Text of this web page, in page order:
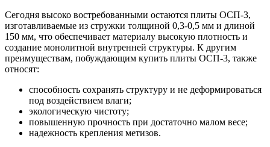
Сегодня высоко востребованными остаются плиты ОСП-3,
изготавливаемые из стружки толщиной 0,3-0,5 мм и длиной
150 мм, что обеспечивает материалу высокую плотность и
создание монолитной внутренней структуры. К другим
преимуществам, побуждающим купить плиты ОСП-3, также
относят:
способность сохранять структуру и не деформироваться
под воздействием влаги;
экологическую чистоту;
повышенную прочность при достаточно малом весе;
надежность крепления метизов.